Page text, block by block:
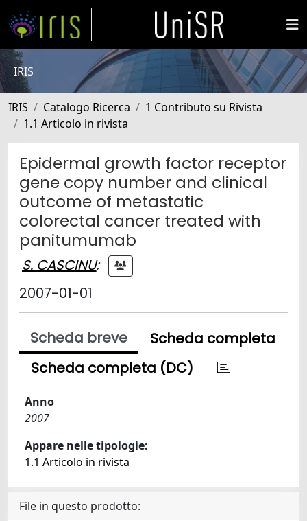
IRIS
IRIS Catalogo Ricerca
1 Contributo su Rivista
1.1 Articolo in rivista
Epidermal growth factor receptor
gene copy number and clinical
outcome of metastatic
colorectal cancer treated with
panitumumab
S. CASCINU;
2007-01-01
Scheda breve
Scheda completa
Scheda completa (DC)
Anno
2007
Appare nelle tipologie:
1.1 Articolo in rivista
File in questo prodotto: